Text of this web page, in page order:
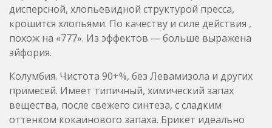
примесей. Имеет типичный, химический запах
вещества, после свежего синтеза, с сладким
оттенком кокаинового запаха. Брикет идеально
белого цвета, с твердой, мелко-дисперсной,
хлопьевидной структурой пресса, с перламутровым
блеском, крошится в порошок. Имеет
сбалансированный эффект, между стимуляцией и
эйфорией.